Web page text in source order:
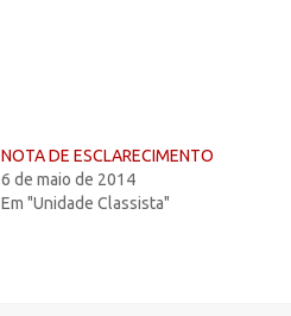
NOTA DE ESCLARECIMENTO
6 de maio de 2014
Em "Unidade Classista"